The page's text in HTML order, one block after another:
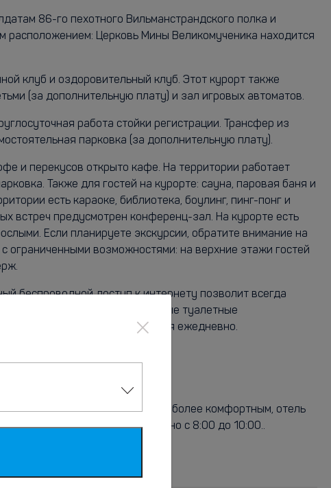
86-го пехотного Вильманстрандского полка и
расположением: Церковь Мины Великомученика находится
клуб и оздоровительный клуб. Этот курорт также
(за дополнительную плату) и зал игровых автоматов.
работа стойки регистрации. Трансфер из
парковка (за дополнительную плату).
и перекусов открыто кафе. На территории работает
Также для гостей на курорте: сауна, паровая баня и
есть караоке, библиотека, боулинг, пинг-понг и
встреч предусмотрен конференц-зал. На курорте есть
Если планируете экскурсии, обратите внимание на
ограниченными возможностями: на верхние этажи гостей
беспроводной доступ к интернету позволит всегда
Предоставляются бесплатные туалетные
номеров осуществляется ежедневно.
номера..
Чтобы отдых был еще более комфортным, отель
стол) предлагается ежедневно с 8:00 до 10:00..
×